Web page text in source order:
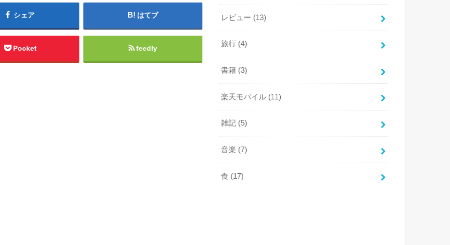
シェア はてブ
Pocket feedly
レビュー (13)
旅行 (4)
書籍 (3)
楽天モバイル (11)
雑記 (5)
音楽 (7)
食 (17)